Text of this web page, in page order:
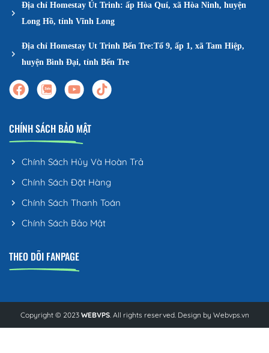
Địa chỉ Homestay Út Trinh: ấp Hòa Quí, xã Hòa Ninh, huyện
Long Hồ, tỉnh Vĩnh Long
Địa chỉ Homestay Ut Trinh Bến Tre:Tổ 9, ấp 1, xã Tam Hiệp,
huyện Bình Đại, tỉnh Bến Tre
CHÍNH SÁCH BẢO MẬT
Chính Sách Hủy Và Hoàn Trả
Chính Sách Đặt Hàng
Chính Sách Thanh Toán
Chính Sách Bảo Mật
THEO DÕI FANPAGE
Copyright © 2023 WEBVPS. All rights reserved. Design by Webvps.vn